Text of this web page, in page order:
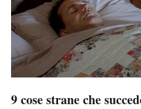
9 cose strane che